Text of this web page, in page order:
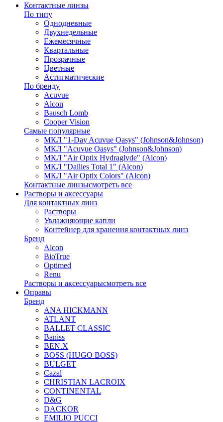
Контактные линзы
По типу
Однодневные
Двухнедельные
Ежемесячные
Квартальные
Прозрачные
Цветные
Астигматические
По бренду
Acuvue
Alcon
Bausch Lomb
Cooper Vision
Самые популярные
МКЛ "1-Day Acuvue Oasys" (Johnson&Johnson)
МКЛ "Acuvue Oasys" (Johnson&Johnson)
МКЛ "Air Optix Hydraglyde" (Alcon)
МКЛ "Dailies Total 1" (Alcon)
МКЛ "Air Optix Colors" (Alcon)
Контактные линзысмотреть все
Растворы и аксессуары
Для контактных линз
Растворы
Увлажняющие капли
Контейнер для хранения контактных линз
Бренд
Alcon
BioTrue
Optimed
Renu
Растворы и аксессуарысмотреть все
Оправы
Бренд
ANA HICKMANN
ATLANT
BALLET CLASSIC
Baniss
BEN.X
BOSS (HUGO BOSS)
BULGET
Cazal
CHRISTIAN LACROIX
CONTINENTAL
D&G
DACKOR
EMILIO PUCCI